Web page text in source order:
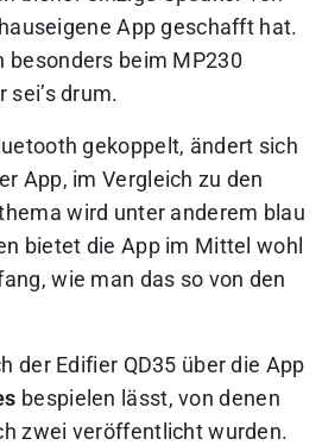
App geschafft hat.
besonders beim MP230
drum.
gekoppelt, ändert sich
App, im Vergleich zu den
wird unter anderem blau
bietet die App im Mittel wohl
wie man das so von den
der Edifier QD35 über die App
bespielen lässt, von denen
zwei veröffentlicht wurden.